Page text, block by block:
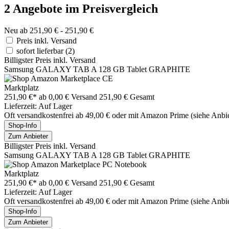
2 Angebote im Preisvergleich
Neu ab 251,90 € - 251,90 €
Preis inkl. Versand
sofort lieferbar(2)
Billigster Preis inkl. Versand
Samsung GALAXY TAB A 128 GB Tablet GRAPHITE
Marktplatz
251,90 €* ab 0,00 € Versand 251,90 € Gesamt
Lieferzeit: Auf Lager
Oft versandkostenfrei ab 49,00 € oder mit Amazon Prime (siehe
Shop-Info
Zum Anbieter
Billigster Preis inkl. Versand
Samsung GALAXY TAB A 128 GB Tablet GRAPHITE
Marktplatz
251,90 €* ab 0,00 € Versand 251,90 € Gesamt
Lieferzeit: Auf Lager
Oft versandkostenfrei ab 49,00 € oder mit Amazon Prime (siehe
Shop-Info
Zum Anbieter